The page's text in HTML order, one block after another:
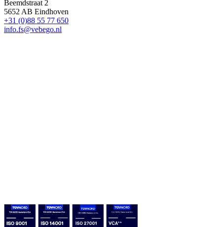
Beemdstraat 2
5652 AB Eindhoven
+31 (0)88 55 77 650
info.fs@vebego.nl